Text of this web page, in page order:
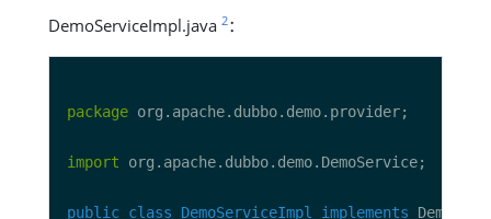
DemoServiceImpl.java 2：
package
import
public class DemoServiceImpl
implements